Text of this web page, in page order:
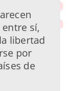
sí,
libertad
por
de